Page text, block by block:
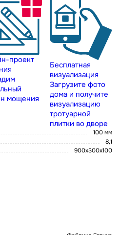
проект
мощения
Бесплатная
визуализация
Загрузите фото
дома и получите
визуализацию
тротуарной
плитки во дворе
100 мм
8,1
900x300x100